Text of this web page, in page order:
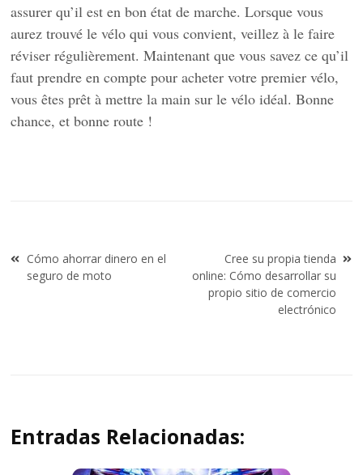
assurer qu’il est en bon état de marche. Lorsque vous
aurez trouvé le vélo qui vous convient, veillez à le faire
réviser régulièrement. Maintenant que vous savez ce qu’il
faut prendre en compte pour acheter votre premier vélo,
vous êtes prêt à mettre la main sur le vélo idéal. Bonne
chance, et bonne route !
Navegación
de
Cómo ahorrar dinero en el
seguro de moto
Cree su propia tienda
online: Cómo desarrollar su
propio sitio de comercio
electrónico
Entradas Relacionadas: